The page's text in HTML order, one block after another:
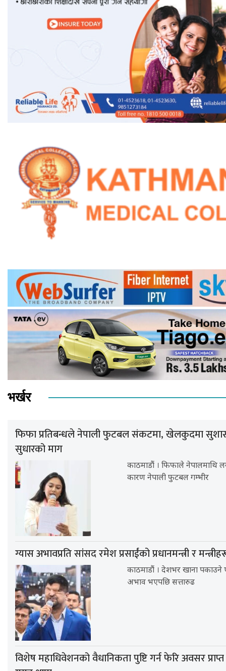
भर्खर
फिफा प्रतिबन्धले नेपाली फुटबल संकटमा, खेलकुदमा
सुधारको माग
काठमाडौं । फिफाले नेपालमाथि
कारण नेपाली फुटबल गम्भीर
ग्यास अभावप्रति सांसद रमेश प्रसाईंको प्रधानमन्त्री र
काठमाडौं । देशभर खाना पकाउने
अभाव भएपछि सत्तारुढ
विशेष महाधिवेशनको वैधानिकता पुष्टि गर्न फेरि अवसर